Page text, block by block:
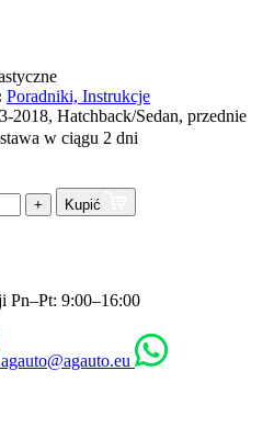
Poradniki, Instrukcje
2018, Hatchback/Sedan, przednie
w ciągu 2 dni
+ Kupić
Pn–Pt: 9:00–16:00
agauto@agauto.eu